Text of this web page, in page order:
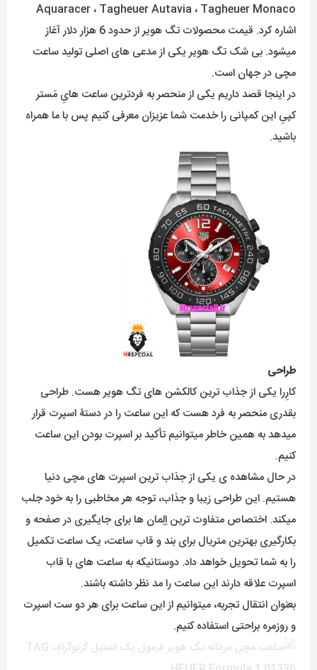
Aquaracer ، Tagheuer Autavia ، Tagheuer Monaco
اشاره کرد. قیمت محصولات تگ هویر از حدود 6 هزار دلار آغاز
میشود. بی شک تگ هویر یکی از مدعی های اصلی تولید ساعت
مچی در جهان است.
در اینجا قصد داریم یکی از منحصر به فردترین ساعت هایِ مَستر
کپیِ این کمپانی را خدمت شما عزیزان معرفی کنیم پس با ما همراه
باشید.
طراحی
کارِرا یکی از جذاب ترین کالکشن های تگ هویر هست. طراحی
بقدری منحصر به فرد هست که این ساعت را در دستۀ اسپرت قرار
میدهد به همین خاطر میتوانیم تأکید بر اسپرت بودن این ساعت
کنیم.
در حال مشاهده ی یکی از جذاب ترین اسپرت های مچی دنیا
هستیم. این طراحی زیبا و جذاب، توجه هر مخاطبی را به خود جلب
میکند. اختصاص متفاوت ترین اِلِمان ها برای جایگیری در صفحه و
بکارگیری بهترین متریال برای بند و قاب ساعت، یک ساعت تکمیل
را به شما تحویل خواهد داد. دوستانیکه به ساعت های با قاب
اسپرت علاقه دارند این ساعت را مد نظر داشته باشند.
بعنوان انتقال تجربه، میتوانیم از این ساعت برای هر دو ست اسپرت
و روزمره براحتی استفاده کنیم.